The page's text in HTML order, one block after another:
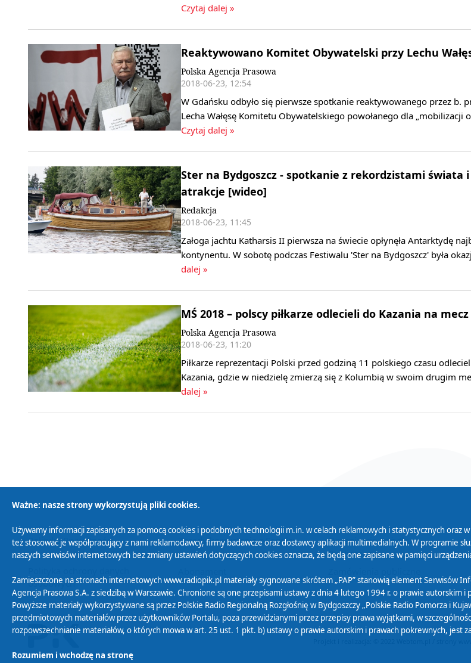
Czytaj dalej »
Reaktywowano Komitet Obywatelski przy Lechu
Polska Agencja Prasowa
2018-06-23, 12:54
W Gdańsku odbyło się pierwsze spotkanie reaktywowanego przez b.
Lecha Wałęsę Komitetu Obywatelskiego powołanego dla „mobilizacji
Czytaj dalej »
Ster na Bydgoszcz - spotkanie z rekordzistami świata
atrakcje [wideo]
Redakcja
2018-06-23, 11:45
Załoga jachtu Katharsis II pierwsza na świecie opłynęła Antarktydę
kontynentu. W sobotę podczas Festiwalu 'Ster na Bydgoszcz' była
dalej »
MŚ 2018 – polscy piłkarze odlecieli do Kazania na
Polska Agencja Prasowa
2018-06-23, 11:20
Piłkarze reprezentacji Polski przed godziną 11 polskiego czasu
Kazania, gdzie w niedzielę zmierzą się z Kolumbią w swoim drugim
dalej »
Polityka Prywatności Zasady korzystania z Serwisu
Organizacje Pożytku
Publicznego
osobowych
Ważne: nasze strony wykorzystują pliki cookies.
Używamy informacji zapisanych za pomocą cookies i podobnych technologii m.in. w celach reklamowych i statystycznych
też stosować je współpracujący z nami reklamodawcy, firmy badawcze oraz dostawcy aplikacji multimedialnych. W programie
naszych serwisów internetowych bez zmiany ustawień dotyczących cookies oznacza, że będą one zapisane w pamięci
Zamieszczone na stronach internetowych www.radiopik.pl materiały sygnowane skrótem „PAP” stanowią element Serwisów
Agencja Prasowa S.A. z siedzibą w Warszawie. Chronione są one przepisami ustawy z dnia 4 lutego 1994 r. o prawie autorskim
Powyższe materiały wykorzystywane są przez Polskie Radio Regionalną Rozgłośnię w Bydgoszczy „Polskie Radio Pomorza i
przedmiotowych materiałów przez użytkowników Portalu, poza przewidzianymi przez przepisy prawa wyjątkami, w
rozpowszechnianie materiałów, o których mowa w art. 25 ust. 1 pkt. b) ustawy o prawie autorskim i prawach pokrewnych, jest
Rozumiem i wchodzę na stronę